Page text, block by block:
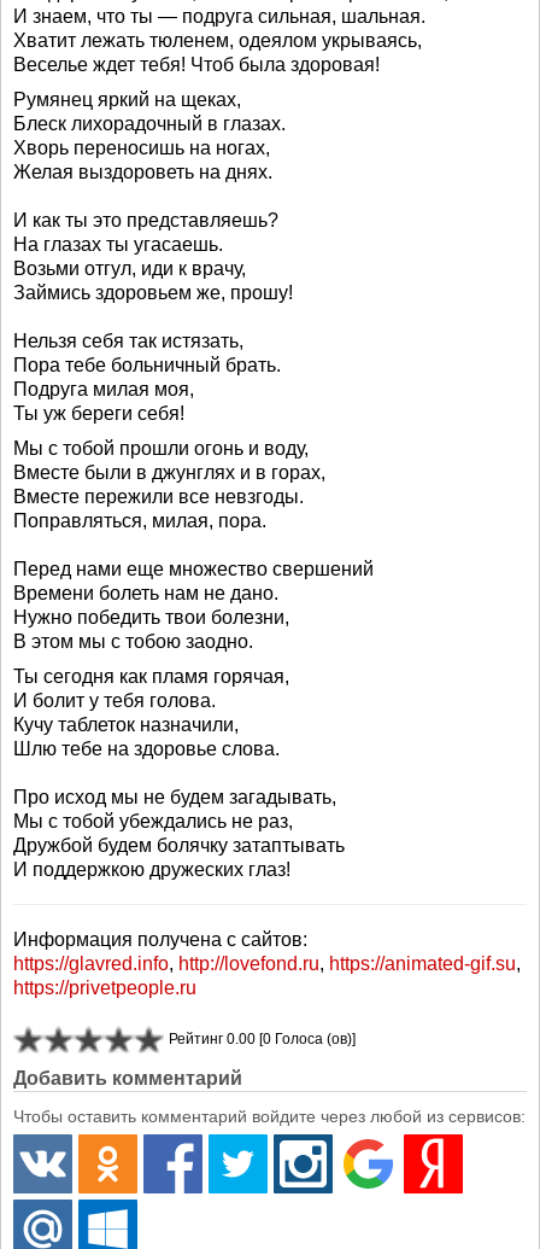
И знаем, что ты — подруга сильная, шальная.
Хватит лежать тюленем, одеялом укрываясь,
Веселье ждет тебя! Чтоб была здоровая!
Румянец яркий на щеках,
Блеск лихорадочный в глазах.
Хворь переносишь на ногах,
Желая выздороветь на днях.
И как ты это представляешь?
На глазах ты угасаешь.
Возьми отгул, иди к врачу,
Займись здоровьем же, прошу!
Нельзя себя так истязать,
Пора тебе больничный брать.
Подруга милая моя,
Ты уж береги себя!
Мы с тобой прошли огонь и воду,
Вместе были в джунглях и в горах,
Вместе пережили все невзгоды.
Поправляться, милая, пора.
Перед нами еще множество свершений
Времени болеть нам не дано.
Нужно победить твои болезни,
В этом мы с тобою заодно.
Ты сегодня как пламя горячая,
И болит у тебя голова.
Кучу таблеток назначили,
Шлю тебе на здоровье слова.
Про исход мы не будем загадывать,
Мы с тобой убеждались не раз,
Дружбой будем болячку затаптывать
И поддержкою дружеских глаз!
Информация получена с сайтов:
https://glavred.info, http://lovefond.ru, https://animated-gif.su,
https://privetpeople.ru
Рейтинг 0.00 [0 Голоса (ов)]
Добавить комментарий
Чтобы оставить комментарий войдите через любой из сервисов: